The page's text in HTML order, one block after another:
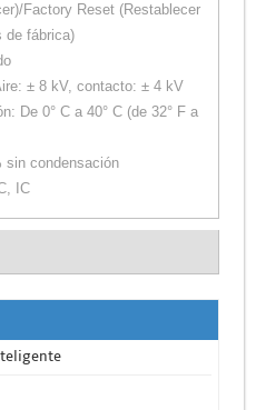
Factory Reset (Restablecer
de fábrica)
± 8 kV, contacto: ± 4 kV
De 0° C a 40° C (de 32° F a
sin condensación
IC